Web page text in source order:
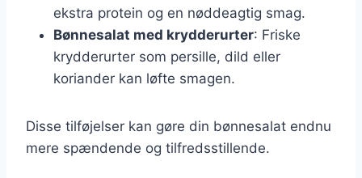
ekstra protein og en nøddeagtig smag.
Bønnesalat med krydderurter: Friske
krydderurter som persille, dild eller
koriander kan løfte smagen.
Disse tilføjelser kan gøre din bønnesalat endnu
mere spændende og tilfredsstillende.